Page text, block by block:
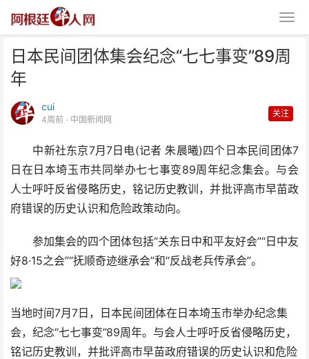
日本民间团体集会纪念“七七事变”89周
年
cui
4周前 · 中国新闻网
关注
中新社东京7月7日电(记者 朱晨曦)四个日本民间团体7
日在日本埼玉市共同举办七七事变89周年纪念集会。与会
人士呼吁反省侵略历史，铭记历史教训，并批评高市早苗政
府错误的历史认识和危险政策动向。
参加集会的四个团体包括“关东日中和平友好会”“日中友
好8·15之会”“抚顺奇迹继承会”和“反战老兵传承会”。
当地时间7月7日，日本民间团体在日本埼玉市举办纪念集
会，纪念“七七事变”89周年。与会人士呼吁反省侵略历史，
铭记历史教训，并批评高市早苗政府错误的历史认识和危险
日本民间团体集会纪念“七七事变”
89周年